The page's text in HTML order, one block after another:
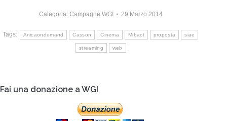
Categoria: Campagne WGI 29 Marzo 2014
Tags: Anicaondemand Casson Cinema Mibact proposta siae
streaming web
Fai una donazione a WGI